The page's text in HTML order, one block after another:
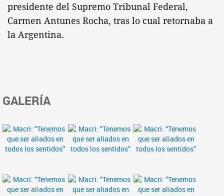
presidente del Supremo Tribunal Federal,
Carmen Antunes Rocha, tras lo cual retornaba a
la Argentina.
GALERÍA